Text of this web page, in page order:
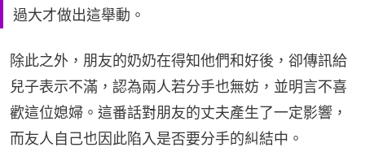
過大才做出這舉動。
除此之外，朋友的奶奶在得知他們和好後，卻傳訊給
兒子表示不滿，認為兩人若分手也無妨，並明言不喜
歡這位媳婦。這番話對朋友的丈夫產生了一定影響，
而友人自己也因此陷入是否要分手的糾結中。